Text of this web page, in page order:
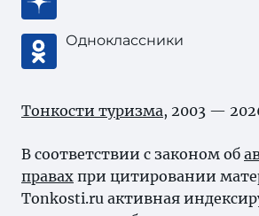
Одноклассники
Тонкости туризма, 2003 —
В соответствии с законом об
правах при цитировании
Tonkosti.ru активная